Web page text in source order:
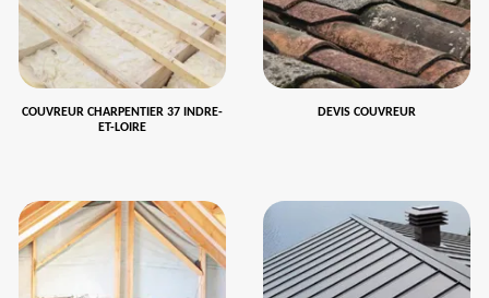
COUVREUR CHARPENTIER 37 INDRE-
ET-LOIRE
DEVIS COUVREUR